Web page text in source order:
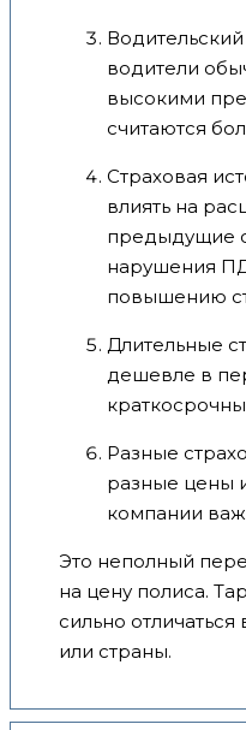
водители
высокими
считаются
Страховая
влиять на
предыдущие
нарушения
повышению
Длительные
дешевле в
Разные
разные цены
компании
Это неполный
на цену полиса.
сильно
или страны.